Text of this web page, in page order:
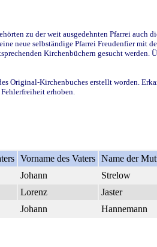
zu der weit ausgedehnten Pfarrei auch
neue selbständige Pfarrei Freudenfier mit
Kirchenbüchern gesucht werden.
Original-Kirchenbuches erstellt worden.
erhoben.
Vorname des Vaters Name der
Johann Strelow
Lorenz Jaster
Johann Hannemann